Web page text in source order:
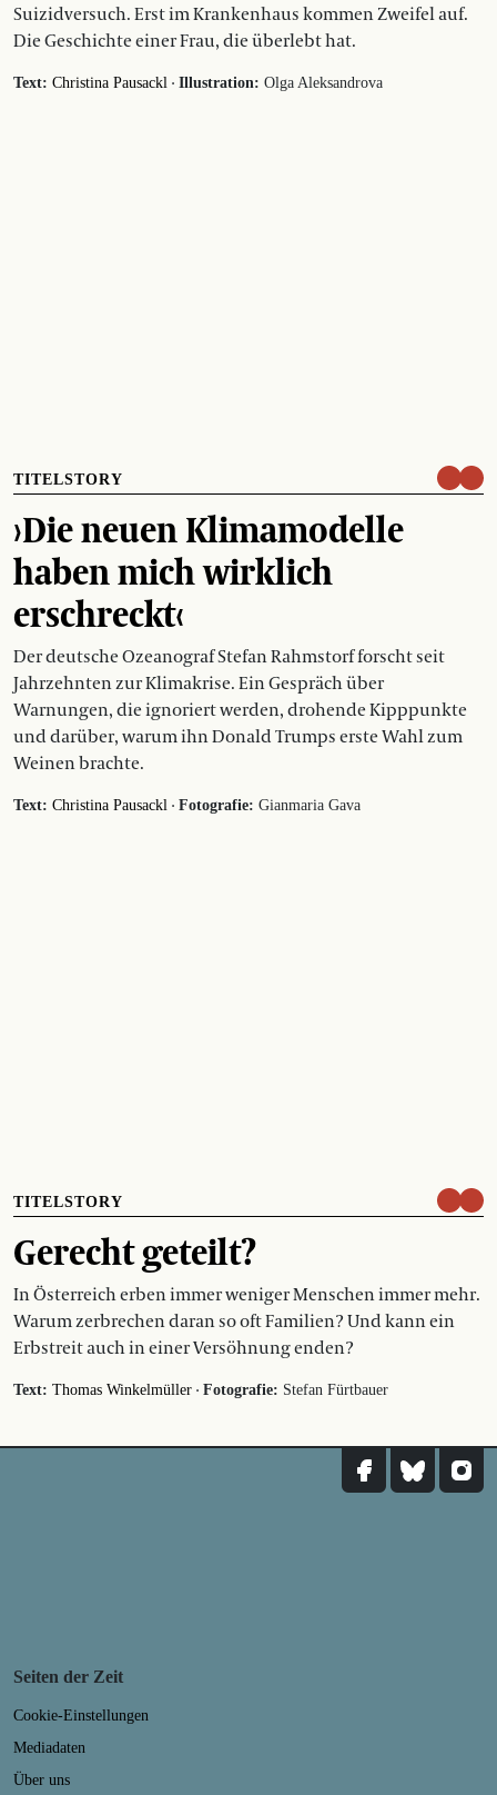
Suizidversuch. Erst im Krankenhaus kommen Zweifel auf.
Die Geschichte einer Frau, die überlebt hat.
Text: Christina Pausackl · Illustration: Olga Aleksandrova
TITELSTORY
›Die neuen Klimamodelle
haben mich wirklich
erschreckt‹
Der deutsche Ozeanograf Stefan Rahmstorf forscht seit
Jahrzehnten zur Klimakrise. Ein Gespräch über
Warnungen, die ignoriert werden, drohende Kipppunkte
und darüber, warum ihn Donald Trumps erste Wahl zum
Weinen brachte.
Text: Christina Pausackl · Fotografie: Gianmaria Gava
TITELSTORY
Gerecht geteilt?
In Österreich erben immer weniger Menschen immer mehr.
Warum zerbrechen daran so oft Familien? Und kann ein
Erbstreit auch in einer Versöhnung enden?
Text: Thomas Winkelmüller · Fotografie: Stefan Fürtbauer
Seiten der Zeit
Cookie-Einstellungen
Mediadaten
Über uns